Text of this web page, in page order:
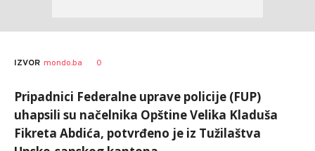
IZVOR mondo.ba 0
Pripadnici Federalne uprave policije (FUP)
uhapsili su načelnika Opštine Velika Kladuša
Fikreta Abdića, potvrđeno je iz Tužilaštva